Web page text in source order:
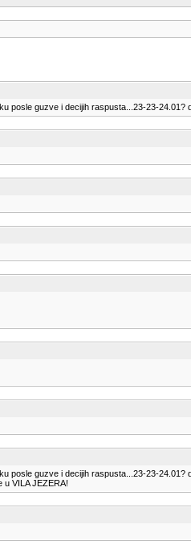
posle guzve i decijih raspusta...23-23-24.01?
posle guzve i decijih raspusta...23-23-24.01?
u VILA JEZERA!